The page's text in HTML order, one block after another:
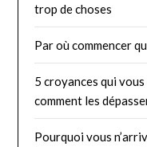
trop de choses
Par où commencer
5 croyances qui
comment les
Pourquoi vous